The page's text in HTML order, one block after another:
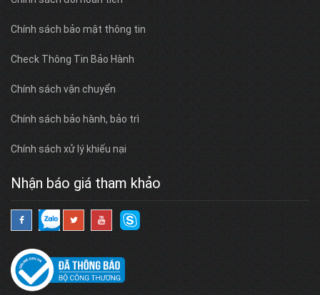
Chính sách bảo mật thông tin
Check Thông Tin Bảo Hành
Chính sách vận chuyển
Chính sách bảo hành, bảo trì
Chính sách xử lý khiếu nại
Nhận báo giá tham khảo